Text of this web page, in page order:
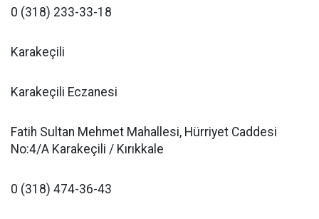
0 (318) 233-33-18
Karakeçili
Karakeçili Eczanesi
Fatih Sultan Mehmet Mahallesi, Hürriyet Caddesi
No:4/A Karakeçili / Kırıkkale
0 (318) 474-36-43